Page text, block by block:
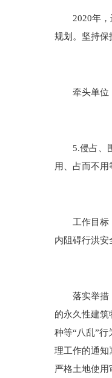
2020年，进
规划。坚持保
牵头单位：
5.侵占、围
用、占而不用
工作目标：
内阻碍行洪
落实举措：
的永久性建
种等“八乱”
理工作的通知
严格土地使